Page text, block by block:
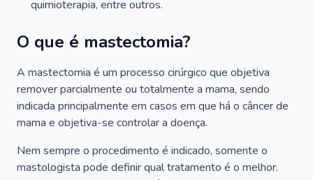
quimioterapia, entre outros.
O que é mastectomia?
A mastectomia é um processo cirúrgico que objetiva
remover parcialmente ou totalmente a mama, sendo
indicada principalmente em casos em que há o câncer de
mama e objetiva-se controlar a doença.
Nem sempre o procedimento é indicado, somente o
mastologista pode definir qual tratamento é o melhor.